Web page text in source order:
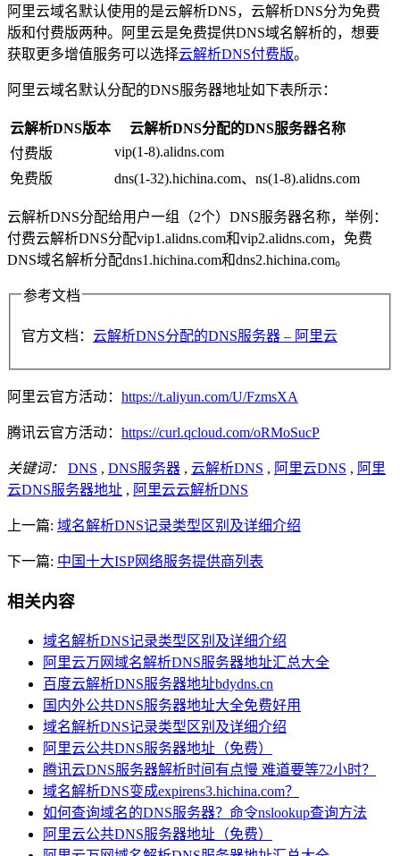
阿里云域名默认使用的是云解析DNS，云解析DNS分为免费
版和付费版两种。阿里云是免费提供DNS域名解析的，想要
获取更多增值服务可以选择云解析DNS付费版。
阿里云域名默认分配的DNS服务器地址如下表所示：
云解析DNS版本
云解析DNS分配的DNS服务器名称
付费版
vip(1-8).alidns.com
免费版
dns(1-32).hichina.com、ns(1-8).alidns.com
云解析DNS分配给用户一组（2个）DNS服务器名称，举例：
付费云解析DNS分配vip1.alidns.com和vip2.alidns.com，免费
DNS域名解析分配dns1.hichina.com和dns2.hichina.com。
参考文档
官方文档： 云解析DNS分配的DNS服务器 – 阿里云
阿里云官方活动： https://t.aliyun.com/U/FzmsXA
腾讯云官方活动： https://curl.qcloud.com/oRMoSucP
关键词： DNS , DNS服务器 , 云解析DNS , 阿里云DNS , 阿里
云DNS服务器地址 , 阿里云云解析DNS
上一篇: 域名解析DNS记录类型区别及详细介绍
下一篇: 中国十大ISP网络服务提供商列表
相关内容
域名解析DNS记录类型区别及详细介绍
阿里云万网域名解析DNS服务器地址汇总大全
百度云解析DNS服务器地址bdydns.cn
国内外公共DNS服务器地址大全免费好用
域名解析DNS记录类型区别及详细介绍
阿里云公共DNS服务器地址（免费）
腾讯云DNS服务器解析时间有点慢 难道要等72小时？
域名解析DNS变成expirens3.hichina.com？
如何查询域名的DNS服务器？命令nslookup查询方法
阿里云公共DNS服务器地址（免费）